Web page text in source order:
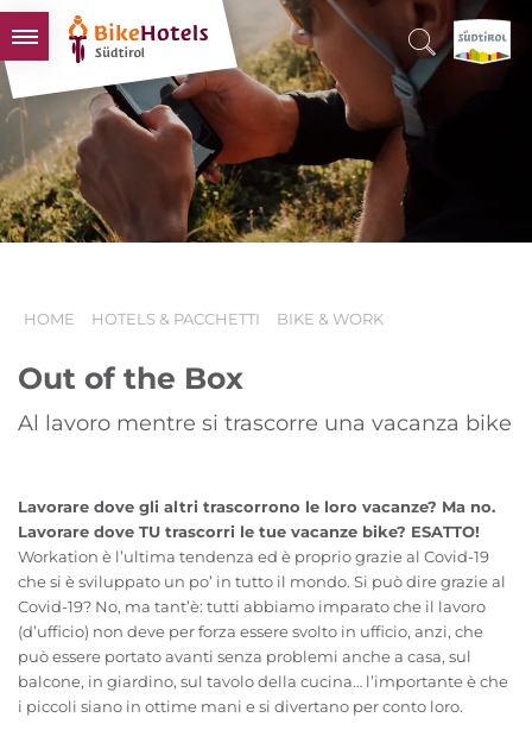
BIKEHOTELS
HOTELS & PACCHETTI
TOUR & TERRITORI
L'ALTO ADIGE & NOI
HOME HOTELS & PACCHETTI BIKE & WORK
Out of the Box
Al lavoro mentre si trascorre una vacanza bike
Lavorare dove gli altri trascorrono le loro vacanze? Ma no.
Lavorare dove TU trascorri le tue vacanze bike? ESATTO!
Workation è l’ultima tendenza ed è proprio grazie al Covid-19
che si è sviluppato un po’ in tutto il mondo. Si può dire grazie al
Covid-19? No, ma tant’è: tutti abbiamo imparato che il lavoro
(d’ufficio) non deve per forza essere svolto in ufficio, anzi, che
può essere portato avanti senza problemi anche a casa, sul
balcone, in giardino, sul tavolo della cucina… l’importante è che
i piccoli siano in ottime mani e si divertano per conto loro.